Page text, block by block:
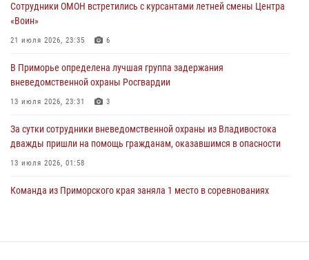
28 июля 2026, 05:39
В Международный День тигра на открытии III семейных
службе
Сотрудники ОМОН встретились с курсантами летней смены Центра
«Воин»
21 июля 2026, 23:35 6
В Приморье определена лучшая группа задержания
вневедомственной охраны Росгвардии
13 июля 2026, 23:31 3
За сутки сотрудники вневедомственной охраны из Владивостока
дважды пришли на помощь гражданам, оказавшимся в опасности
13 июля 2026, 01:58
Команда из Приморского края заняла 1 место в соревнованиях